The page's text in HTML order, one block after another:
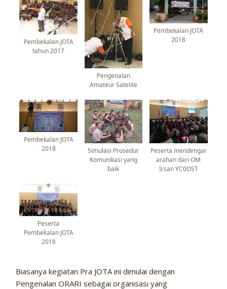
Pembekalan JOTA
tahun 2017
Pengenalan
Amateur Satelite
Pembekalan JOTA
2018
Pembekalan JOTA
2018
Simulasi Prosedur
Komunikasi yang
baik
Peserta mendengar
arahan dari OM
Irsan YC0OST
Peserta
Pembekalan JOTA
2018
Biasanya kegiatan Pra JOTA ini dimulai dengan
Pengenalan ORARI sebagai organisasi yang